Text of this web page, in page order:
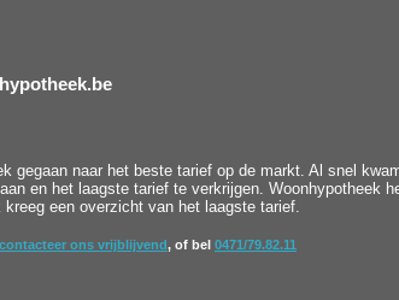
gegaan naar het beste tarief op de markt. Al snel
en het laagste tarief te verkrijgen. Woonhypotheek
een overzicht van het laagste tarief.
contacteer ons vrijblijvend, of bel 0471/79.82.11